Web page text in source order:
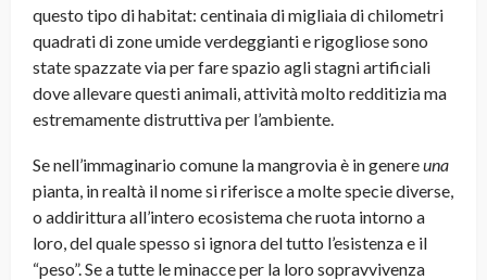
questo tipo di habitat: centinaia di migliaia di chilometri
quadrati di zone umide verdeggianti e rigogliose sono
state spazzate via per fare spazio agli stagni artificiali
dove allevare questi animali, attività molto redditizia ma
estremamente distruttiva per l’ambiente.
Se nell’immaginario comune la mangrovia è in genereuna
pianta, in realtà il nome si riferisce a molte specie diverse,
o addirittura all’intero ecosistema che ruota intorno a
loro, del quale spesso si ignora del tutto l’esistenza e il
“peso”. Se a tutte le minacce per la loro sopravvivenza